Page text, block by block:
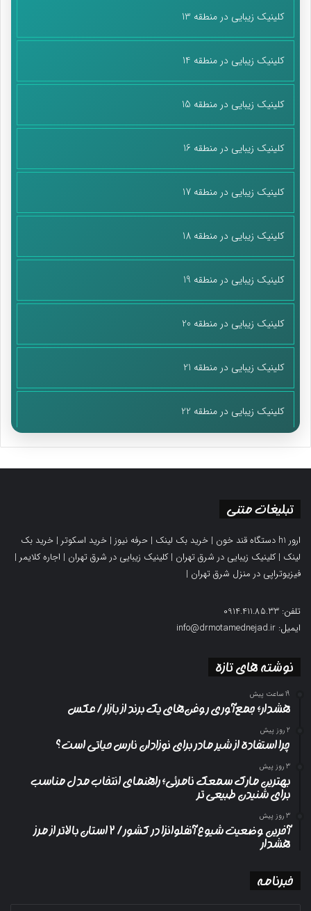
کلینیک زیبایی در منطقه 13
کلینیک زیبایی در منطقه 14
کلینیک زیبایی در منطقه 15
کلینیک زیبایی در منطقه 16
کلینیک زیبایی در منطقه 17
کلینیک زیبایی در منطقه 18
کلینیک زیبایی در منطقه 19
کلینیک زیبایی در منطقه 20
کلینیک زیبایی در منطقه 21
کلینیک زیبایی در منطقه 22
تبلیغات متنی
ارور h1 دستگاه قند خون | خرید بک لینک | حرفه نیوز | خرید اسکوتر | خرید بک
لینک |کلینیک زیبایی در شرق تهران |کلینیک زیبایی در شرق تهران | اجاره کلایمر |
فیزیوتراپی در منزل شرق تهران |
تلفن: 0914.411.85.33
ایمیل: info@drmotamednejad.ir
نوشته های تازه
19 ساعت پیش
هشدار؛ جمع‌آوری روغن‌های یک برند از بازار/ عکس
2 روز پیش
چرا استفاده از شیر مادر برای نوزادان نارس حیاتی است؟
3 روز پیش
بهترین مارک سمعک نامرئی؛ راهنمای انتخاب مدل مناسب
برای شنیدن طبیعی تر
3 روز پیش
آخرین وضعیت شیوع آنفلوانزا در کشور/ ۲ استان بالاتر از مرز
هشدار
خبرنامه